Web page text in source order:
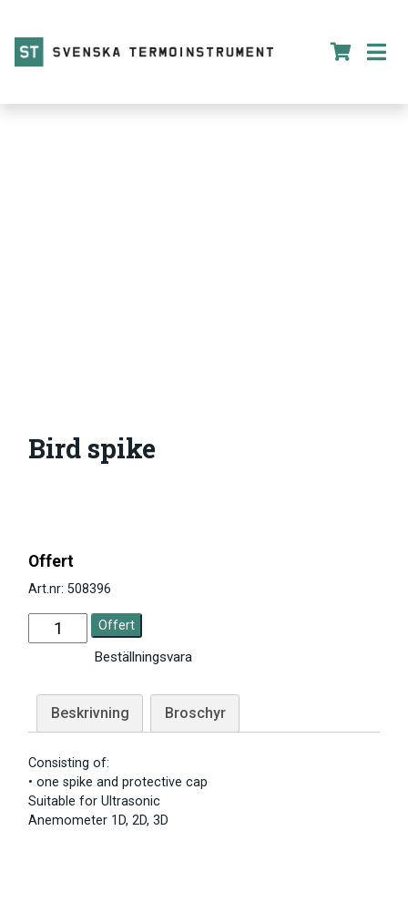
Bird spike
Offert
Art.nr: 508396
Offert
Beställningsvara
Beskrivning Broschyr
Consisting of:
• one spike and protective cap
Suitable for Ultrasonic
Anemometer 1D, 2D, 3D